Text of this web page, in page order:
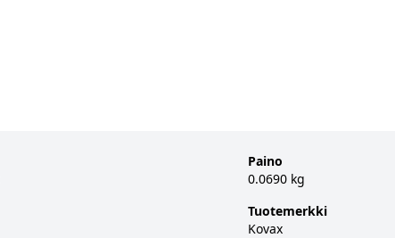
Paino
0.0690 kg
Tuotemerkki
Kovax